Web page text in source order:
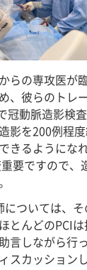
らの専攻医が
、彼らのトレ
冠動脈造影検
影を200例程
きるようにな
要ですので、
については、
とんどのPCI
言しながら行
スカッション